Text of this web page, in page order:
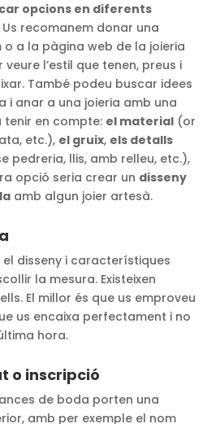
opcions en diferents
Us recomanem donar una
o a la pàgina web de la joieria
l’estil que tenen, preus i
També podeu buscar idees
i anar a una joieria amb una
tenir en compte: el material (or
etc.), el gruix, els detalls
pedreria, llis, amb relleu, etc.),
opció seria crear un disseny
amb algun joier artesà.
disseny i característiques
la mesura. Existeixen
El millor és que us emproveu
us encaixa perfectament i no
hora.
o inscripció
de boda porten una
amb per exemple el nom